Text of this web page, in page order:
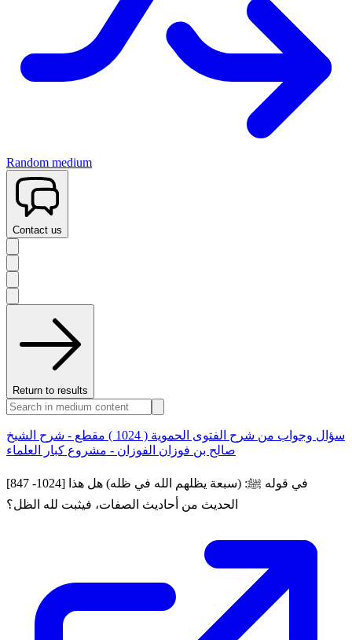
Random medium
Contact us
Return to results
سؤال وجواب من شرح الفتوى الحموية ( 1024 ) مقطع - شرح الشيخ
صالح بن فوزان الفوزان - مشروع كبار العلماء
[847 -1024] في قوله ﷺ: (سبعة يظلهم الله في ظله) هل هذا
الحديث من أحاديث الصفات، فيثبت لله الظل؟